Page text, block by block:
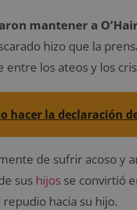
mantener a
hizo que la
los ateos y los
hacer la declaración
de sufrir acoso y
sus hijos se convirtió
hacia su hijo.